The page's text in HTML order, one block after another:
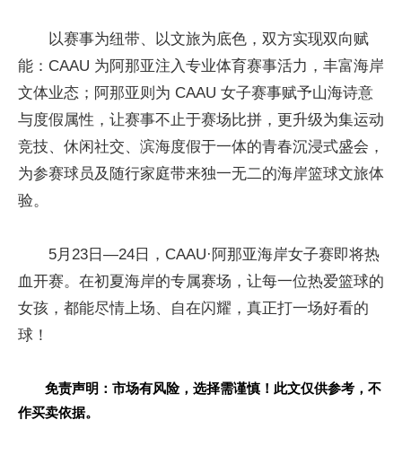
以赛事为纽带、以文旅为底色，双方实现双向赋
能：CAAU 为阿那亚注入专业体育赛事活力，丰富海岸
文体业态；阿那亚则为 CAAU 女子赛事赋予山海诗意
与度假属性，让赛事不止于赛场比拼，更升级为集运动
竞技、休闲社交、滨海度假于一体的青春沉浸式盛会，
为参赛球员及随行家庭带来独一无二的海岸篮球文旅体
验。
5月23日—24日，CAAU·阿那亚海岸女子赛即将热
血开赛。在初夏海岸的专属赛场，让每一位热爱篮球的
女孩，都能尽情上场、自在闪耀，真正打一场好看的
球！
免责声明：市场有风险，选择需谨慎！此文仅供参考，不
作买卖依据。